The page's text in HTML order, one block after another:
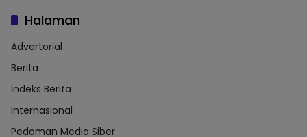
Halaman
Advertorial
Berita
Indeks Berita
Internasional
Pedoman Media Siber